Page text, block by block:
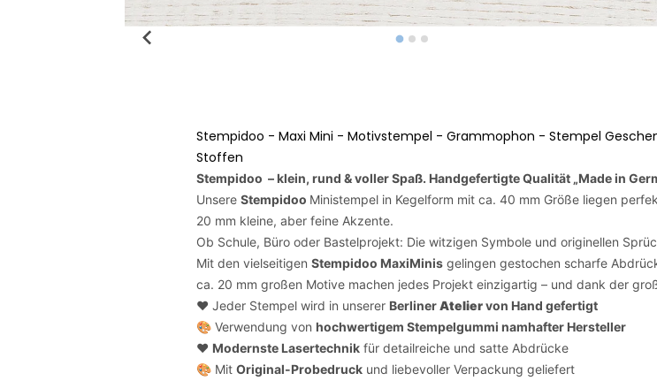
Stempidoo - Maxi Mini - Motivstempel - Grammophon - Stempel
Stoffen
Stempidoo – klein, rund & voller Spaß. Handgefertigte Qualität „Made in
Unsere Stempidoo Ministempel in Kegelform mit ca. 40 mm Größe liegen
20 mm kleine, aber feine Akzente.
Ob Schule, Büro oder Bastelprojekt: Die witzigen Symbole und originellen
Mit den vielseitigen Stempidoo MaxiMinis gelingen gestochen scharfe
ca. 20 mm großen Motive machen jedes Projekt einzigartig – und dank der
❤️ Jeder Stempel wird in unserer BerlinerAteliervon Hand gefertigt
🎨 Verwendung von hochwertigem Stempelgummi namhafter Hersteller
❤️ Modernste Lasertechnik für detailreiche und satte Abdrücke
🎨 Mit Original-Probedruck und liebevoller Verpackung geliefert